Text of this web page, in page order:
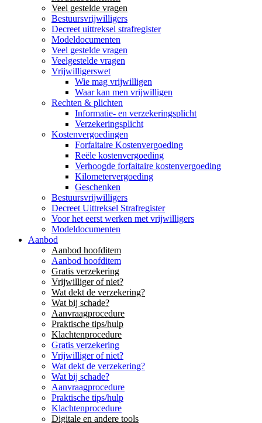
Veel gestelde vragen
Bestuursvrijwilligers
Decreet uittreksel strafregister
Modeldocumenten
Veel gestelde vragen
Veelgestelde vragen
Vrijwilligerswet
Wie mag vrijwilligen
Waar kan men vrijwilligen
Rechten & plichten
Informatie- en verzekeringsplicht
Verzekeringsplicht
Kostenvergoedingen
Forfaitaire Kostenvergoeding
Reële kostenvergoeding
Verhoogde forfaitaire kostenvergoeding
Kilometervergoeding
Geschenken
Bestuursvrijwilligers
Decreet Uittreksel Strafregister
Voor het eerst werken met vrijwilligers
Modeldocumenten
Aanbod
Aanbod hoofditem
Aanbod hoofditem
Gratis verzekering
Vrijwilliger of niet?
Wat dekt de verzekering?
Wat bij schade?
Aanvraagprocedure
Praktische tips/hulp
Klachtenprocedure
Gratis verzekering
Vrijwilliger of niet?
Wat dekt de verzekering?
Wat bij schade?
Aanvraagprocedure
Praktische tips/hulp
Klachtenprocedure
Digitale en andere tools